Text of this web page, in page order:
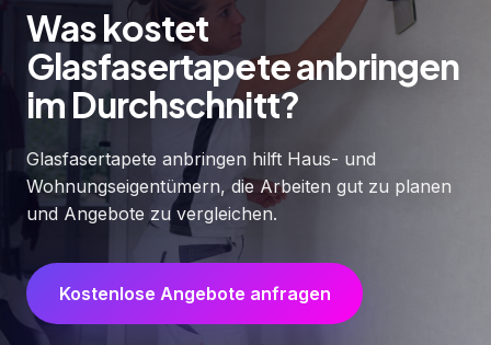
Was kostet
Glasfasertapete anbringen
im Durchschnitt?
Glasfasertapete anbringen hilft Haus- und
Wohnungseigentümern, die Arbeiten gut zu planen
und Angebote zu vergleichen.
Kostenlose Angebote anfragen